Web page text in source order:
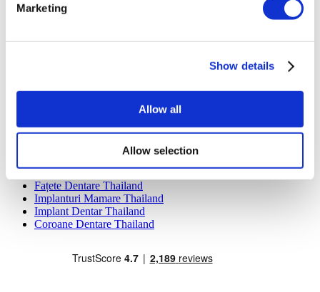
Marketing
Show details
Allow all
Allow selection
Masterpiece Hospital
Implanturi Mamare Mexic
Liposucție Mexic
Tratamente Populare în Thailand
Rinoplastie Thailand
Fațete Dentare Thailand
Implanturi Mamare Thailand
Implant Dentar Thailand
Coroane Dentare Thailand